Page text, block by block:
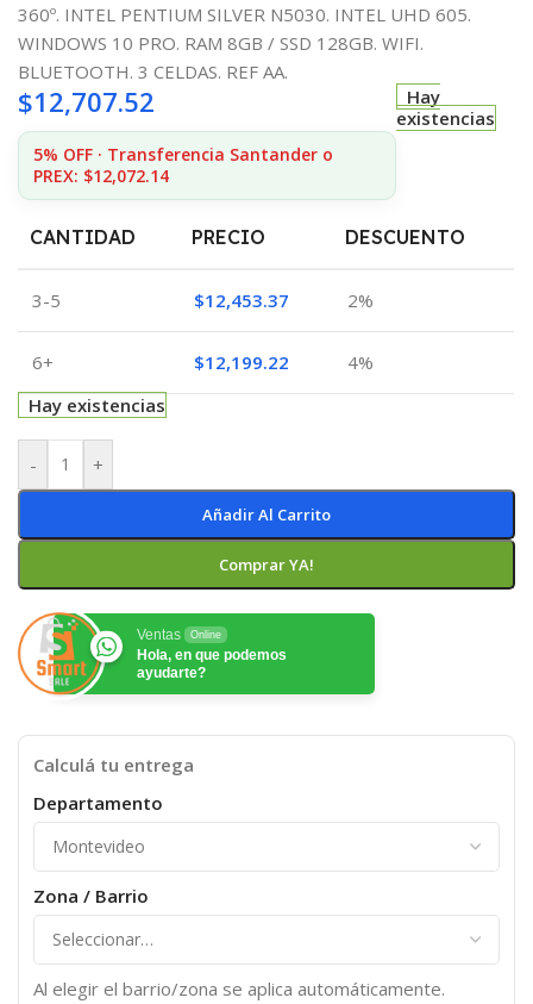
360º. INTEL PENTIUM SILVER N5030. INTEL UHD 605.
WINDOWS 10 PRO. RAM 8GB / SSD 128GB. WIFI.
BLUETOOTH. 3 CELDAS. REF AA.
$12,707.52
5% OFF · Transferencia Santander o
PREX: $12,072.14
Hay
existencias
CANTIDAD PRECIO DESCUENTO
3-5 $12,453.37 2%
6+ $12,199.22
4%
Hay existencias
- +
Añadir Al Carrito
Comprar YA!
Ventas Online
Hola, en que podemos
ayudarte?
Calculá tu entrega
Departamento
Zona / Barrio
Al elegir el barrio/zona se aplica automáticamente.